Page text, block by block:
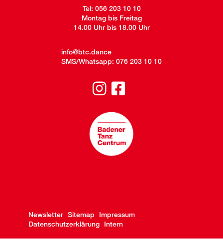
Tel: 056 203 10 10
Montag bis Freitag
14.00 Uhr bis 18.00 Uhr
info@btc.dance
SMS/Whatsapp: 076 203 10 10
Newsletter Sitemap
Impressum
Datenschutzerklärung Intern